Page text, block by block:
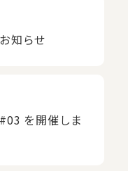
知らせ
を開催しま